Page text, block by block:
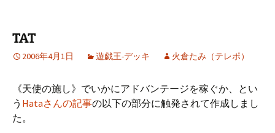
TAT
2006年4月1日 遊戯王-デッキ 火倉たみ（テレポ）
《天使の施し》でいかにアドバンテージを稼ぐか、とい
う Hataさんの記事の以下の部分に触発されて作成しまし
た。